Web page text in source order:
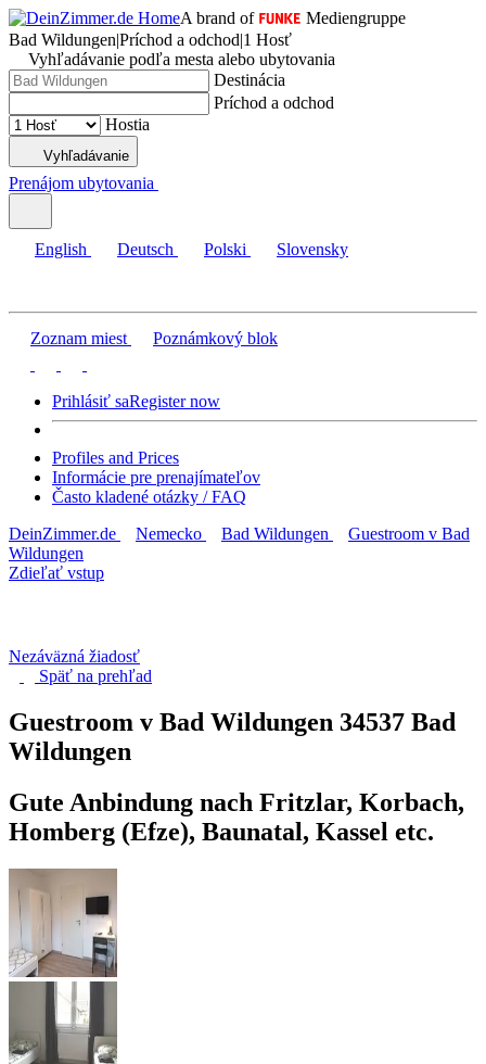
A brand of
Mediengruppe
Bad Wildungen|Príchod a odchod|1 Hosť
Vyhľadávanie podľa mesta alebo ubytovania
Destinácia
Príchod a odchod
Hostia
Vyhľadávanie
Prenájom ubytovania
English Deutsch Polski Slovensky
Zoznam miest Poznámkový blok
Prihlásiť saRegister now
Profiles and Prices
Informácie pre prenajímateľov
Často kladené otázky / FAQ
DeinZimmer.de
Nemecko Bad Wildungen
Guestroom v Bad
Wildungen
Zdieľať vstup
Nezáväzná žiadosť
Späť na prehľad
Guestroom v Bad Wildungen 34537 Bad
Wildungen
Gute Anbindung nach Fritzlar, Korbach,
Homberg (Efze), Baunatal, Kassel etc.